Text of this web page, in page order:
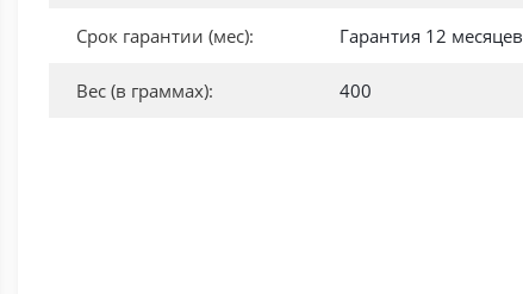
Срок гарантии (мес): Гарантия 12 месяцев
Вес (в граммах): 400